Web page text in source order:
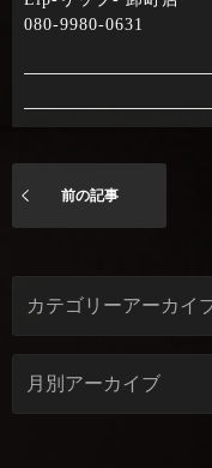
080-9980-0631
前の記事